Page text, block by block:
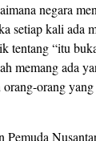
negara
setiap kali ada
tentang “itu
memang ada
orang-orang
Pemuda